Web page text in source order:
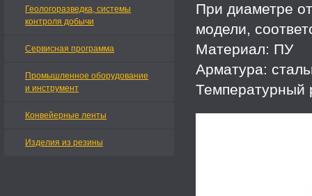
При диаметре
модели,
Материал: ПУ
Арматура:
Температурный
Геологоразведка, системы
контроля добычи
Сервисная программа
Промышленное оборудование
и инструмент
Конвейерные ленты
Изделия из резины